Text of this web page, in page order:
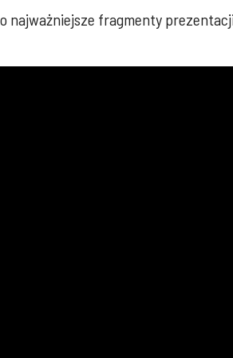
najważniejsze fragmenty